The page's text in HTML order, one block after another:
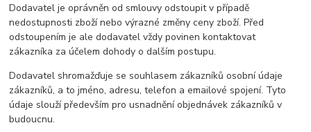
Dodavatel je oprávněn od smlouvy odstoupit v případě
nedostupnosti zboží nebo výrazné změny ceny zboží. Před
odstoupením je ale dodavatel vždy povinen kontaktovat
zákazníka za účelem dohody o dalším postupu.
Dodavatel shromažďuje se souhlasem zákazníků osobní údaje
zákazníků, a to jméno, adresu, telefon a emailové spojení. Tyto
údaje slouží především pro usnadnění objednávek zákazníků v
budoucnu.